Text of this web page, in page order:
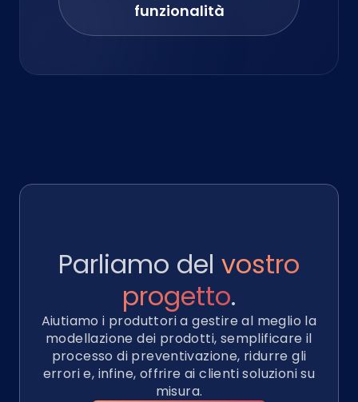
funzionalità
Parliamo del vostro
progetto.
Aiutiamo i produttori a gestire al meglio la
modellazione dei prodotti, semplificare il
processo di preventivazione, ridurre gli
errori e, infine, offrire ai clienti soluzioni su
misura.